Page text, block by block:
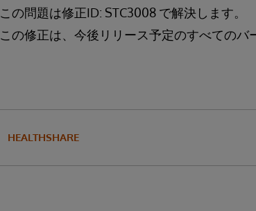
この問題は修正ID: STC3008 で解決します。
この修正は、今後リリース予定のすべてのバ
HEALTHSHARE